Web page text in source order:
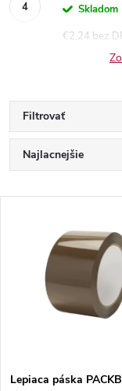
Skladom
€2,24 bez
Filtrovať
R
a
Najlacnejšie
Abecedne
s
Lepiaca páska